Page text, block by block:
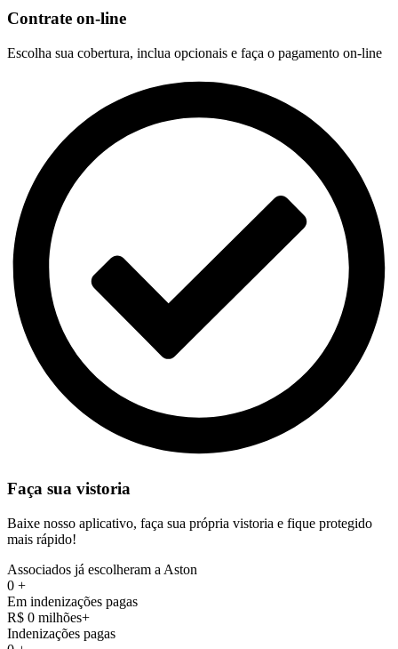
Contrate on-line
Escolha sua cobertura, inclua opcionais e faça o pagamento on-line
Faça sua vistoria
Baixe nosso aplicativo, faça sua própria vistoria e fique protegido
mais rápido!
Associados já escolheram a Aston
0 +
Em indenizações pagas
R$ 0 milhões+
Indenizações pagas